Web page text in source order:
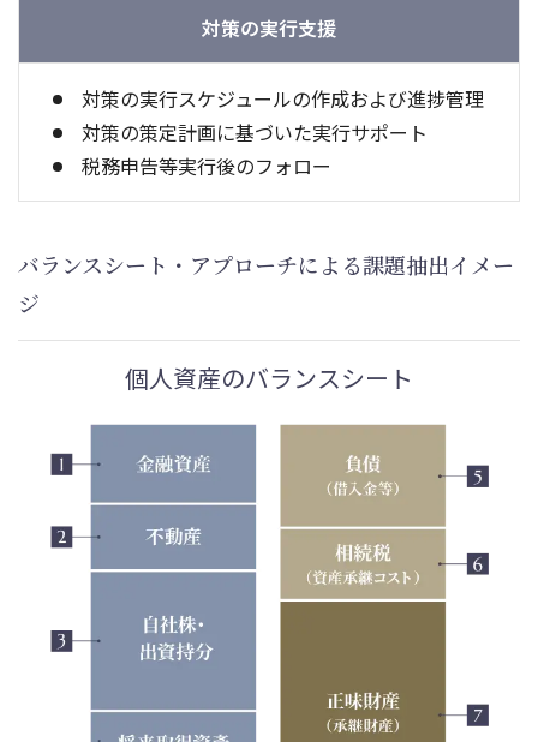
対策の実行支援
対策の実行スケジュールの作成および進捗管理
対策の策定計画に基づいた実行サポート
税務申告等実行後のフォロー
バランスシート・アプローチによる課題抽出イメー
ジ
個人資産のバランスシート